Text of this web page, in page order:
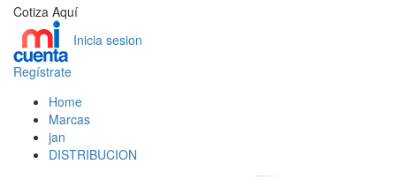
Cotiza Aquí
Inicia sesion
Regístrate
Home
Marcas
jan
DISTRIBUCION